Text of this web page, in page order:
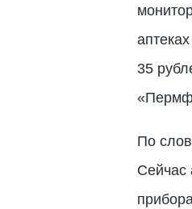
35
По
Сейчас